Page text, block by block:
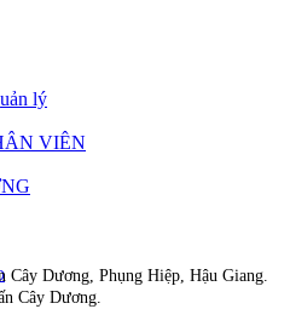
lý
VIÊN
Dương, Phụng Hiệp, Hậu Giang.
Cây Dương.